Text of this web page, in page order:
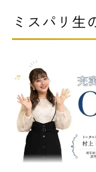
情報の公開
個人情報保護
ミスパリ生